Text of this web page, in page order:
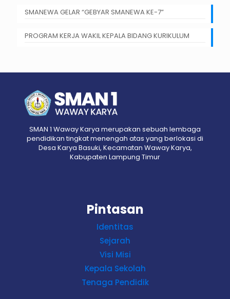
SMANEWA GELAR “GEBYAR SMANEWA KE-7”
PROGRAM KERJA WAKIL KEPALA BIDANG KURIKULUM
SMAN 1 Waway Karya merupakan sebuah lembaga
pendidikan tingkat menengah atas yang berlokasi di
Desa Karya Basuki, Kecamatan Waway Karya,
Kabupaten Lampung Timur
Pintasan
Identitas
Sejarah
Visi Misi
Kepala Sekolah
Tenaga Pendidik